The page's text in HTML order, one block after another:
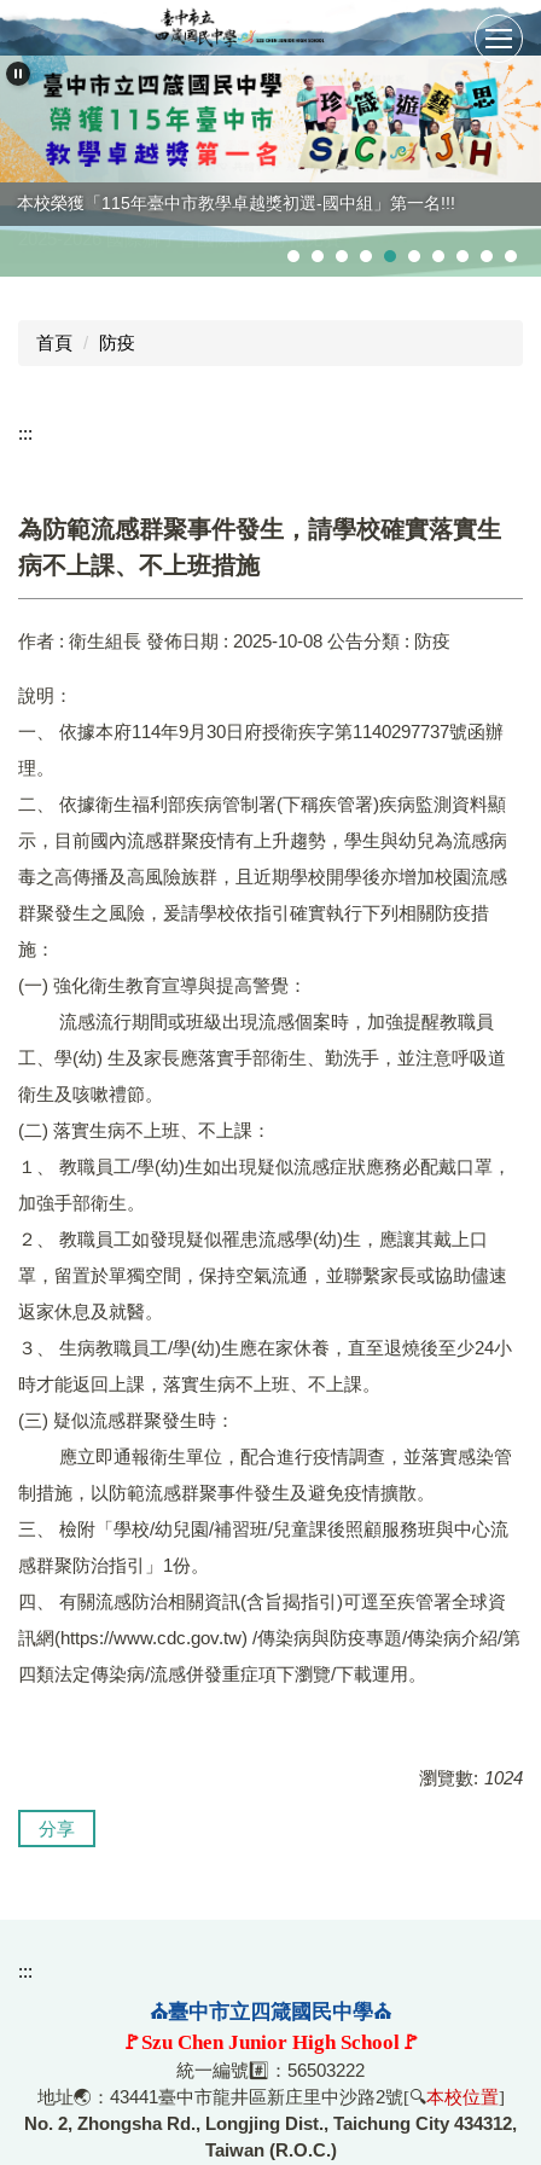
跳
到
主
內
容
區
唐語希榮獲世界賽佳作
2025-2026 國際獅子會國際和平海報比賽
本校榮獲「115年臺中市教學卓越獎初選-國中組」第一名!!!
首頁 防疫
:::
為防範流感群聚事件發生，請學校確實落實生
病不上課、不上班措施
作者 : 衛生組長 發佈日期 : 2025-10-08 公告分類 : 防疫
說明：
一、 依據本府114年9月30日府授衛疾字第1140297737號函辦
理。
二、 依據衛生福利部疾病管制署(下稱疾管署)疾病監測資料顯
示，目前國內流感群聚疫情有上升趨勢，學生與幼兒為流感病
毒之高傳播及高風險族群，且近期學校開學後亦增加校園流感
群聚發生之風險，爰請學校依指引確實執行下列相關防疫措
施：
(一) 強化衛生教育宣導與提高警覺：
流感流行期間或班級出現流感個案時，加強提醒教職員
工、學(幼) 生及家長應落實手部衛生、勤洗手，並注意呼吸道
衛生及咳嗽禮節。
(二) 落實生病不上班、不上課：
１、 教職員工/學(幼)生如出現疑似流感症狀應務必配戴口罩，
加強手部衛生。
２、 教職員工如發現疑似罹患流感學(幼)生，應讓其戴上口
罩，留置於單獨空間，保持空氣流通，並聯繫家長或協助儘速
返家休息及就醫。
３、 生病教職員工/學(幼)生應在家休養，直至退燒後至少24小
時才能返回上課，落實生病不上班、不上課。
(三) 疑似流感群聚發生時：
應立即通報衛生單位，配合進行疫情調查，並落實感染管
制措施，以防範流感群聚事件發生及避免疫情擴散。
三、 檢附「學校/幼兒園/補習班/兒童課後照顧服務班與中心流
感群聚防治指引」1份。
四、 有關流感防治相關資訊(含旨揭指引)可逕至疾管署全球資
訊網(https://www.cdc.gov.tw) /傳染病與防疫專題/傳染病介紹/第
四類法定傳染病/流感併發重症項下瀏覽/下載運用。
瀏覽數: 1024
分享
:::
⛪臺中市立四箴國民中學⛪
🚩Szu Chen Junior High School🚩
統一編號#️⃣：56503222
地址🌏：43441臺中市龍井區新庄里中沙路2號[🔍本校位置]
No. 2, Zhongsha Rd., Longjing Dist., Taichung City 434312,
Taiwan (R.O.C.)